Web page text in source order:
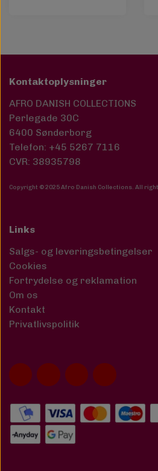
Kontaktoplysninger
AFRO DANISH COLLECTIONS
Perlegade 30C
6400 Sønderborg
Telefon: +45 5267 7116
CVR: 38935798
Copyright © 2025 Afro Danish Collections. All
Links
Salgs- og leveringsbetingelser
Cookies
Fortrydelse og reklamation
Om os
Kontakt
Privatlivspolitik